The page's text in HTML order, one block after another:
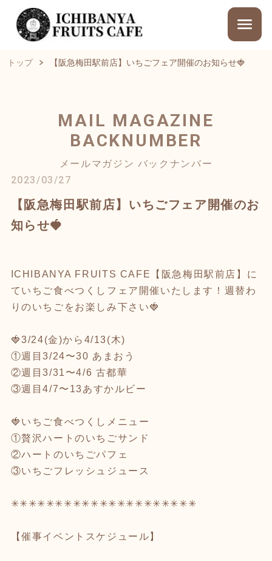
トップ 【阪急梅田駅前店】いちごフェア開催のお知らせ🍓
MAIL MAGAZINE
BACKNUMBER
メールマガジン バックナンバー
2023/03/27
【阪急梅田駅前店】いちごフェア開催のお
知らせ🍓
ICHIBANYA FRUITS CAFE【阪急梅田駅前店】に
ていちご食べつくしフェア開催いたします！週替わ
りのいちごをお楽しみ下さい🍓
🍓3/24(金)から4/13(木)
①週目3/24〜30 あまおう
②週目3/31〜4/6 古都華
③週目4/7〜13あすかルビー
🍓いちご食べつくしメニュー
①贅沢ハートのいちごサンド
②ハートのいちごパフェ
③いちごフレッシュジュース
✳︎✳︎✳︎✳︎✳︎✳︎✳︎✳︎✳︎✳︎✳︎✳︎✳︎✳︎✳︎✳︎✳︎✳︎✳︎✳︎✳︎
【催事イベントスケジュール】